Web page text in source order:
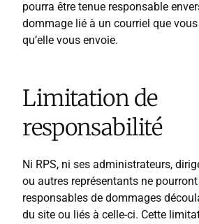
pourra être tenue responsable
dommage lié à un courriel que
qu’elle vous envoie.
Limitation de
responsabilité
Ni RPS, ni ses administrateurs,
ou autres représentants ne
responsables de dommages
du site ou liés à celle-ci. Cette